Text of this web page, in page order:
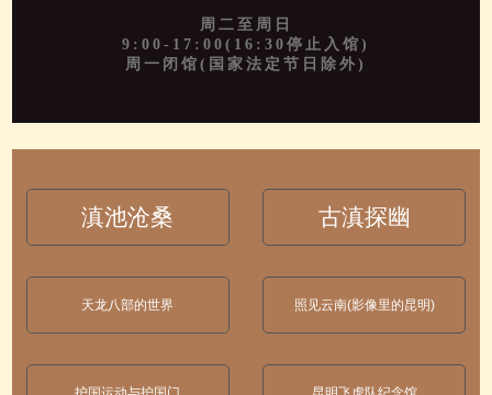
周二至周日
9:00-17:00(16:30停止入馆)
周一闭馆(国家法定节日除外)
滇池沧桑 古滇探幽
天龙八部的世界 照见云南(影像里的昆明)